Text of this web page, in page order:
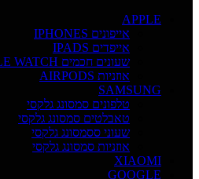
APPLE
אייפונים IPHONES
אייפדים IPADS
שעונים חכמים APPLE WATCH
אוזניות AIRPODS
SAMSUNG
טלפונים סמסונג גלקסי
טאבלטים סמסונג גלקסי
שעוני ססמסונג גלקסי
אוזניות סמסונג גלקסי
XIAOMI
GOOGLE